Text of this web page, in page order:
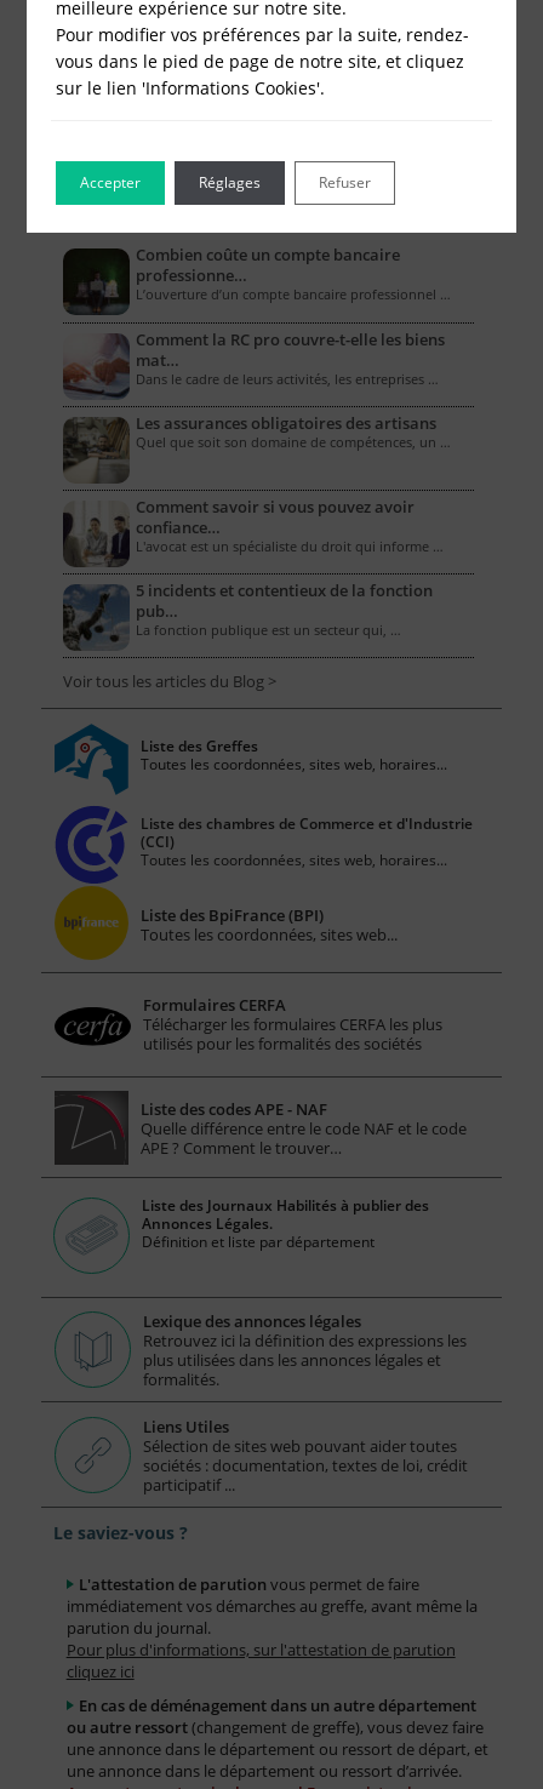
Le Blog pour les Entreprises
Combien coûte un compte bancaire
professionne…
L’ouverture d’un compte bancaire professionnel …
Comment la RC pro couvre-t-elle les biens
mat…
Dans le cadre de leurs activités, les entreprises …
Les assurances obligatoires des artisans
Quel que soit son domaine de compétences, un …
Comment savoir si vous pouvez avoir
confiance…
L'avocat est un spécialiste du droit qui informe …
5 incidents et contentieux de la fonction
pub…
La fonction publique est un secteur qui, …
Voir tous les articles du Blog >
Liste des Greffes
Toutes les coordonnées, sites web, horaires...
Liste des chambres de Commerce et d'Industrie
(CCI)
Toutes les coordonnées, sites web, horaires...
Liste des BpiFrance (BPI)
Toutes les coordonnées, sites web...
Formulaires CERFA
Télécharger les formulaires CERFA les plus
utilisés pour les formalités des sociétés
Liste des codes APE - NAF
Quelle différence entre le code NAF et le code
APE ? Comment le trouver…
Liste des Journaux Habilités à publier des
Annonces Légales.
Définition et liste par département
Lexique des annonces légales
Retrouvez ici la définition des expressions les
plus utilisées dans les annonces légales et
formalités.
Liens Utiles
Sélection de sites web pouvant aider toutes
sociétés : documentation, textes de loi, crédit
participatif ...
Le saviez-vous ?
L'attestation de parution vous permet de faire
immédiatement vos démarches au greffe, avant même la
parution du journal.
Pour plus d'informations, sur l'attestation de parution
cliquez ici
En cas de déménagement dans un autre département
ou autre ressort(changement de greffe), vous devez faire
une annonce dans le département ou ressort de départ, et
une annonce dans le département ou ressort d’arrivée.
meilleure expérience sur notre site.
Pour modifier vos préférences par la suite, rendez-
vous dans le pied de page de notre site, et cliquez
sur le lien 'Informations Cookies'.
Accepter Refuser
Réglages